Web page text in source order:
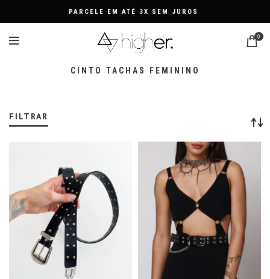
PARCELE EM ATÉ 3X SEM JUROS
0
CINTO TACHAS FEMININO
FILTRAR